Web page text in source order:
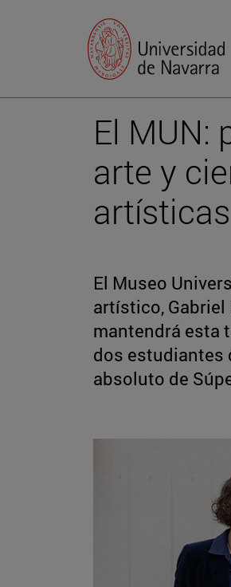
El MUN:
arte y
artísticas
El Museo
artístico, Gabriel
mantendrá esta
dos estudiantes
absoluto de